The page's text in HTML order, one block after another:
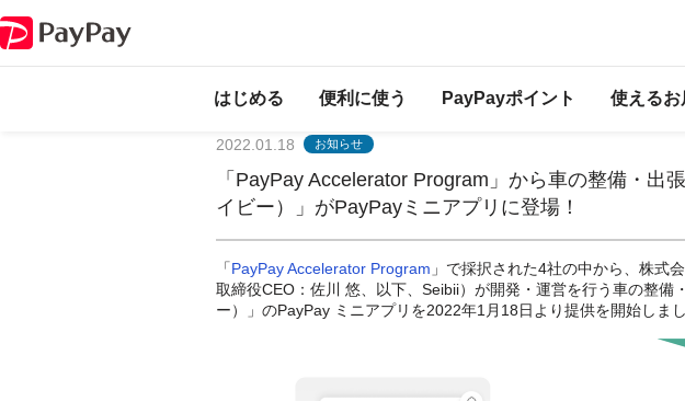
はじめる 便利に使う PayPayポイント 使えるお
開発者
2022.01.18 お知らせ
「PayPay Accelerator Program」から車の整備・出
イビー）」がPayPayミニアプリに登場！
「PayPay Accelerator Program 」で採択された4社の中から、株式
取締役CEO：佐川 悠、以下、Seibii）が開発・運営を行う車の整備
ー）」のPayPay ミニアプリを2022年1月18日より提供を開始しま